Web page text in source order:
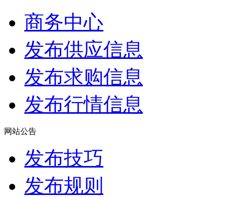
商务中心
发布供应信息
发布求购信息
发布行情信息
网站公告
发布技巧
发布规则